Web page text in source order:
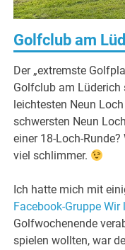
Golfclub am
Der „extremste
Golfclub am Lüderich
leichtesten Neun
schwersten Neun
einer 18-Loch-
viel schlimmer.
Ich hatte mich mit
Facebook-Gruppe Wir
Golfwochenende
spielen wollten, war